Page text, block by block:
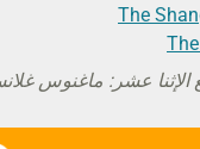
The
الإثنا عشر: ماغنوس